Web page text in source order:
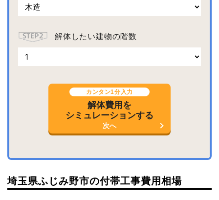
解体したい建物の階数
カンタン1分入力
解体費用を
シミュレーションする
次へ
埼玉県ふじみ野市の付帯工事費用相場